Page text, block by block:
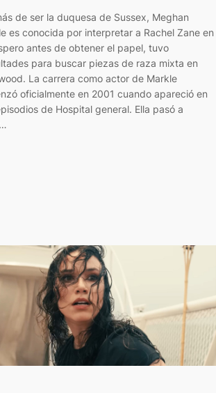
de ser la duquesa de Sussex, Meghan
es conocida por interpretar a Rachel Zane en
antes de obtener el papel, tuvo
para buscar piezas de raza mixta en
La carrera como actor de Markle
oficialmente en 2001 cuando apareció en
de Hospital general. Ella pasó a